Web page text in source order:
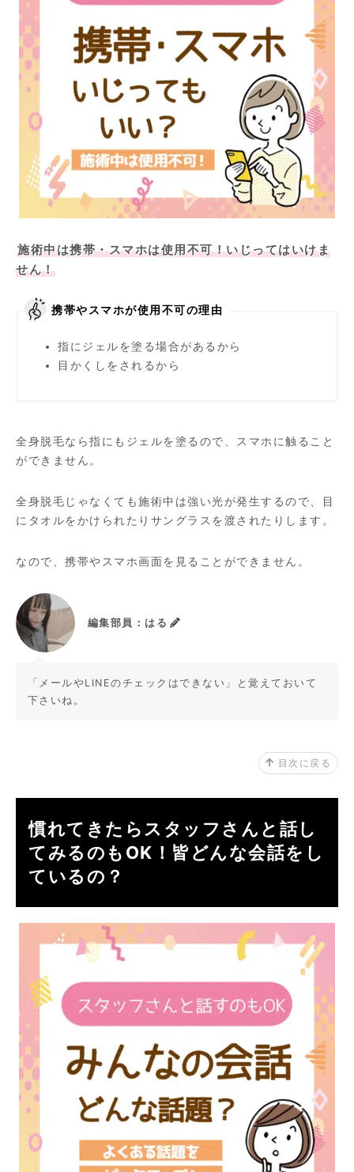
施術中は携帯・スマホは使用不可！いじってはいけま
せん！
携帯やスマホが使用不可の理由
指にジェルを塗る場合があるから
目かくしをされるから
全身脱毛なら指にもジェルを塗るので、スマホに触ること
ができません。
全身脱毛じゃなくても施術中は強い光が発生するので、目
にタオルをかけられたりサングラスを渡されたりします。
なので、携帯やスマホ画面を見ることができません。
編集部員：はる
「メールやLINEのチェックはできない」と覚えておいて
下さいね。
目次に戻る
慣れてきたらスタッフさんと話し
てみるのもOK！皆どんな会話をし
ているの？